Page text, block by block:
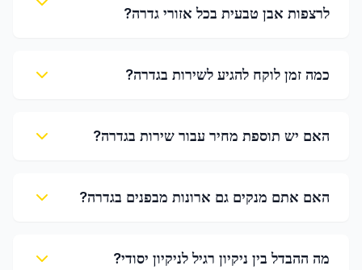
לרצפות אבן טבעית בכל אזורי גדרה?
כמה זמן לוקח להגיע לשירות בגדרה?
האם יש תוספת מחיר עבור שירות בגדרה?
האם אתם מנקים גם ארונות מבפנים בגדרה?
מה ההבדל בין ניקיון רגיל לניקיון יסודי?